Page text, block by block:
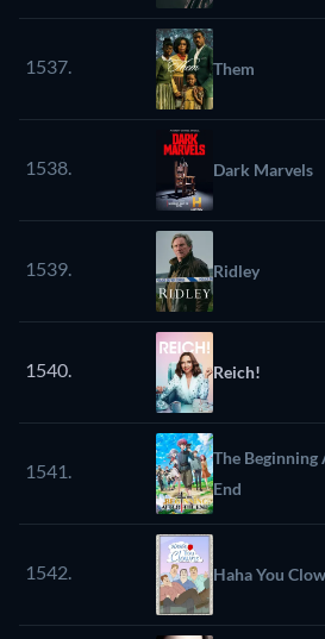
1537. Them
1538. Dark Marvels
1539. Ridley
1540. Reich!
1541.
The
End
1542. Haha You